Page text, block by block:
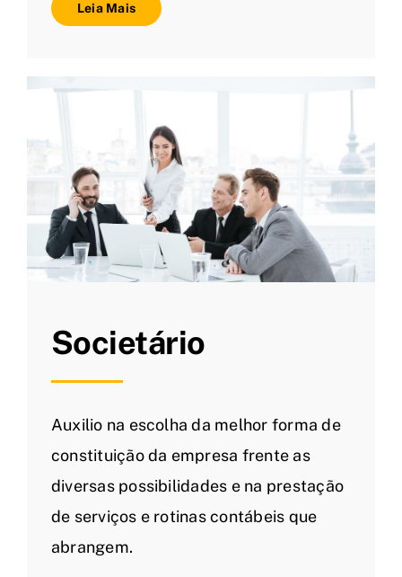
Leia Mais
Societário
Auxilio na escolha da melhor forma de
constituição da empresa frente as
diversas possibilidades e na prestação
de serviços e rotinas contábeis que
abrangem.